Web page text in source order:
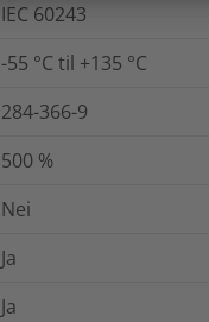
IEC 60243
-55 °C til +135 °C
284-366-9
500 %
Nei
Ja
Ja